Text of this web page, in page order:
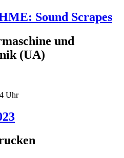
Sound Scrapes
und
(UA)
Uhr